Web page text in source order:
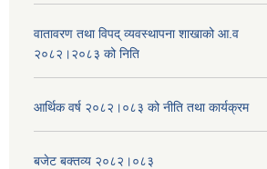
वातावरण तथा विपद् व्यवस्थापना शाखाको आ.व
२०८२।२०८३ को निति
आर्थिक वर्ष २०८२।०८३ को नीति तथा कार्यक्रम
बजेट बक्तव्य २०८२।०८३